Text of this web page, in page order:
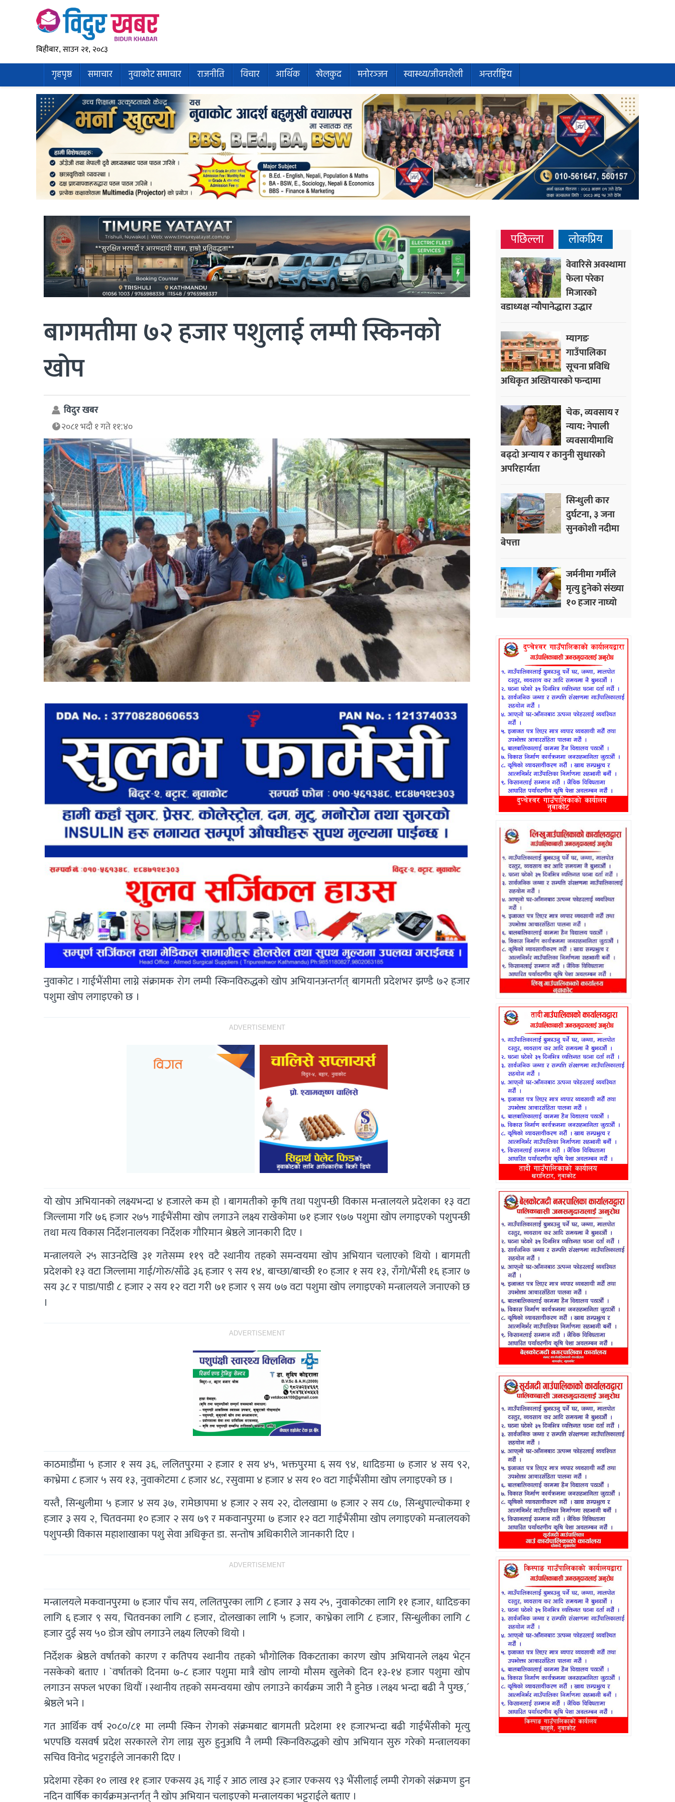
बिहीबार, साउन २१, २०८३
गृहपृष्ठ समाचार नुवाकोट समाचार राजनीति विचार आर्थिक खेलकुद मनोरञ्जन स्वास्थ्य/जीवनशैली अन्तर्राष्ट्रिय
बागमतीमा ७२ हजार पशुलाई लम्पी स्किनको
खोप
विदुर खबर
२०८१ भदौ १ गते ११:४०
नुवाकोट । गाईभैंसीमा लाग्ने संक्रामक रोग लम्पी स्किनविरुद्धको खोप अभियानअन्तर्गत् बागमती प्रदेशभर झण्डै ७२ हजार
पशुमा खोप लगाइएको छ ।
ADVERTISEMENT
यो खोप अभियानको लक्ष्यभन्दा ४ हजारले कम हो । बागमतीको कृषि तथा पशुपन्छी विकास मन्त्रालयले प्रदेशका १३ वटा
जिल्लामा गरि ७६ हजार २७५ गाईभैंसीमा खोप लगाउने लक्ष्य राखेकोमा ७१ हजार ९७७ पशुमा खोप लगाइएको पशुपन्छी
तथा मत्य विकास निर्देशनालयका निर्देशक गौरिमान श्रेष्ठले जानकारी दिए ।
मन्त्रालयले २५ साउनदेखि ३१ गतेसम्म ११९ वटै स्थानीय तहको समन्वयमा खोप अभियान चलाएको थियो । बागमती
प्रदेशको १३ वटा जिल्लामा गाई/गोरु/साँढे ३६ हजार ९ सय १४, बाच्छा/बाच्छी १० हजार १ सय १३, राँगो/भैंसी १६ हजार ७
सय ३८ र पाडा/पाडी ८ हजार २ सय १२ वटा गरी ७१ हजार ९ सय ७७ वटा पशुमा खोप लगाइएको मन्त्रालयले जनाएको छ
।
ADVERTISEMENT
काठमाडौंमा ५ हजार १ सय ३६, ललितपुरमा २ हजार १ सय ४५, भक्तपुरमा ६ सय ९४, धादिङमा ७ हजार ४ सय ९२,
काभ्रेमा ८ हजार ५ सय १३, नुवाकोटमा ८ हजार ४८, रसुवामा ४ हजार ४ सय १० वटा गाईभैंसीमा खोप लगाइएको छ ।
यस्तै, सिन्धुलीमा ५ हजार ४ सय ३७, रामेछापमा ४ हजार २ सय २२, दोलखामा ७ हजार २ सय ८७, सिन्धुपाल्चोकमा १
हजार ३ सय २, चितवनमा १० हजार २ सय ७९ र मकवानपुरमा ७ हजार १२ वटा गाईंभैंसीमा खोप लगाइएको मन्त्रालयको
पशुपन्छी विकास महाशाखाका पशु सेवा अधिकृत डा. सन्तोष अधिकारीले जानकारी दिए ।
ADVERTISEMENT
मन्त्रालयले मकवानपुरमा ७ हजार पाँच सय, ललितपुरका लागि ८ हजार ३ सय २५, नुवाकोटका लागि ११ हजार, धादिङका
लागि ६ हजार ९ सय, चितवनका लागि ८ हजार, दोलखाका लागि ५ हजार, काभ्रेका लागि ८ हजार, सिन्धुलीका लागि ८
हजार दुई सय ५० डोज खोप लगाउने लक्ष्य लिएको थियो ।
निर्देशक श्रेष्ठले वर्षातको कारण र कतिपय स्थानीय तहको भौगोलिक विकटताका कारण खोप अभियानले लक्ष्य भेट्न
नसकेको बताए । `वर्षातको दिनमा ७-८ हजार पशुमा मात्रै खोप लाग्यो मौसम खुलेको दिन १३-१४ हजार पशुमा खोप
लगाउन सफल भएका थियौं । स्थानीय तहको समन्वयमा खोप लगाउने कार्यक्रम जारी नै हुनेछ । लक्ष्य भन्दा बढी नै पुग्छ,´
श्रेष्ठले भने ।
गत आर्थिक वर्ष २०८०/८१ मा लम्पी स्किन रोगको संक्रमबाट बागमती प्रदेशमा ११ हजारभन्दा बढी गाईभैंसीको मृत्यु
भएपछि यसवर्ष प्रदेश सरकारले रोग लाग्न सुरु हुनुअघि नै लम्पी स्किनविरुद्धको खोप अभियान सुरु गरेको मन्त्रालयका
सचिव विनोद भट्टराईले जानकारी दिए ।
प्रदेशमा रहेका १० लाख ११ हजार एकसय ३६ गाई र आठ लाख ३२ हजार एकसय ९३ भैंसीलाई लम्पी रोगको संक्रमण हुन
नदिन वार्षिक कार्यक्रमअन्तर्गत् नै खोप अभियान चलाइएको मन्त्रालयका भट्टराईले बताए ।
पछिल्ला लोकप्रिय
वेवारिसे अवस्थामा
फेला परेका
मिजारको
वडाध्यक्ष न्यौपानेद्धारा उद्धार
म्यागङ
गाउँपालिका
सूचना प्रविधि
अधिकृत अख्तियारको फन्दामा
चेक, व्यवसाय र
न्याय: नेपाली
व्यवसायीमाथि
बढ्दो अन्याय र कानुनी सुधारको
अपरिहार्यता
सिन्धुली कार
दुर्घटना, ३ जना
सुनकोशी नदीमा
बेपत्ता
जर्मनीमा गर्मीले
मृत्यु हुनेको संख्या
१० हजार नाघ्यो